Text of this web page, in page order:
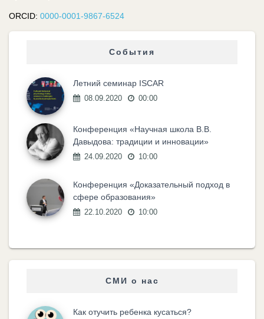
ORCID: 0000-0001-9867-6524
События
Летний семинар ISCAR
08.09.2020 00:00
Конференция «Научная школа В.В.
Давыдова: традиции и инновации»
24.09.2020 10:00
Конференция «Доказательный подход в
сфере образования»
22.10.2020 10:00
СМИ о нас
Как отучить ребенка кусаться?